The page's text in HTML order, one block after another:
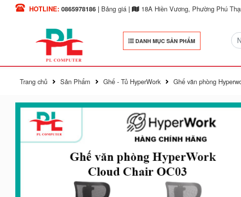
HOTLINE: 0865978186| Bảng giá| 18A Hiền Vương, Phường Phú
DANH MỤC SẢN PHẨM
Trang chủ Sản Phẩm Ghế - Tủ HyperWork Ghế văn phòng